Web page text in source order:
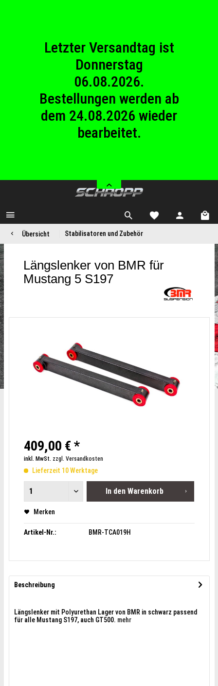
Letzter Versandtag ist
Donnerstag
06.08.2026.
Bestellungen werden ab
dem 24.08.2026 wieder
bearbeitet.
23.08.2026
Betriebsferien.
Übersicht Stabilisatoren und Zubehör
Längslenker von BMR für
Mustang 5 S197
409,00 € *
inkl. MwSt. zzgl. Versandkosten
Lieferzeit 10 Werktage
In den Warenkorb
Merken
Artikel-Nr.: BMR-TCA019H
Beschreibung
Längslenker mit Polyurethan Lager von BMR in schwarz passend
für alle Mustang S197, auch GT500. mehr